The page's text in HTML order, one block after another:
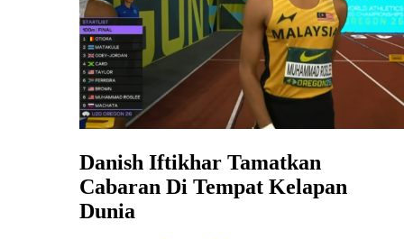
Danish Iftikhar Tamatkan
Cabaran Di Tempat Kelapan
Dunia